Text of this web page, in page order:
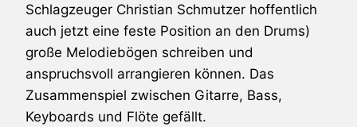
Schlagzeuger Christian Schmutzer hoffentlich
auch jetzt eine feste Position an den Drums)
große Melodiebögen schreiben und
anspruchsvoll arrangieren können. Das
Zusammenspiel zwischen Gitarre, Bass,
Keyboards und Flöte gefällt.